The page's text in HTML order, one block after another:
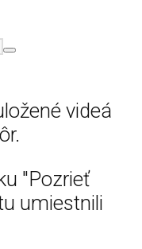
videá
"Pozrieť
umiestnili